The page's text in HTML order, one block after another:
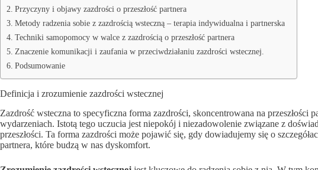
Przyczyny i objawy zazdrości o przeszłość partnera
Metody radzenia sobie z zazdrością wsteczną – terapia indywidualna i partnerska
Techniki samopomocy w walce z zazdrością o przeszłość partnera
Znaczenie komunikacji i zaufania w przeciwdziałaniu zazdrości wstecznej.
Podsumowanie
Definicja i zrozumienie zazdrości wstecznej
Zazdrość wsteczna to specyficzna forma zazdrości, skoncentrowana na przeszłości
wydarzeniach. Istotą tego uczucia jest niepokój i niezadowolenie związane z
przeszłości. Ta forma zazdrości może pojawić się, gdy dowiadujemy się o
partnera, które budzą w nas dyskomfort.